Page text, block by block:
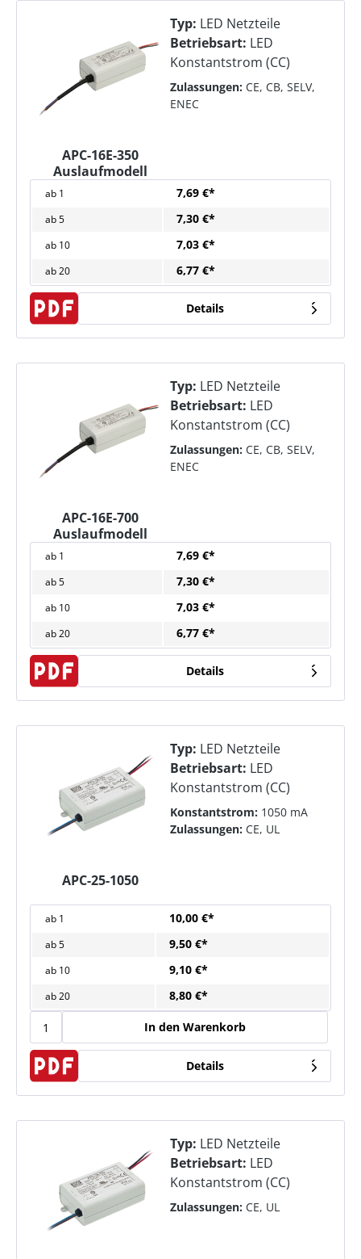
APC-16E-350
Auslaufmodell
Typ: LED Netzteile
Betriebsart: LED
Konstantstrom (CC)
Zulassungen: CE, CB, SELV,
ENEC
ab 1 7,69 €*
ab5 7,30 €*
ab 10 7,03 €*
ab20 6,77 €*
Details
APC-16E-700
Auslaufmodell
Typ: LED Netzteile
Betriebsart: LED
Konstantstrom (CC)
Zulassungen: CE, CB, SELV,
ENEC
ab 1 7,69 €*
ab5 7,30 €*
ab 10 7,03 €*
ab20 6,77 €*
Details
APC-25-1050
Typ: LED Netzteile
Betriebsart: LED
Konstantstrom (CC)
Konstantstrom: 1050 mA
Zulassungen: CE, UL
ab 1 10,00 €*
ab5 9,50 €*
ab 10 9,10 €*
ab20 8,80 €*
In den Warenkorb
Details
Typ: LED Netzteile
Betriebsart: LED
Konstantstrom (CC)
Zulassungen: CE, UL